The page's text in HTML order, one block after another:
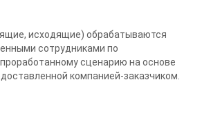
исходящие) обрабатываются
сотрудниками по
сценарию на основе
компанией-заказчиком.